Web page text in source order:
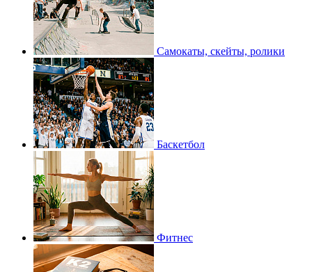
Самокаты, скейты, ролики
Баскетбол
Фитнес